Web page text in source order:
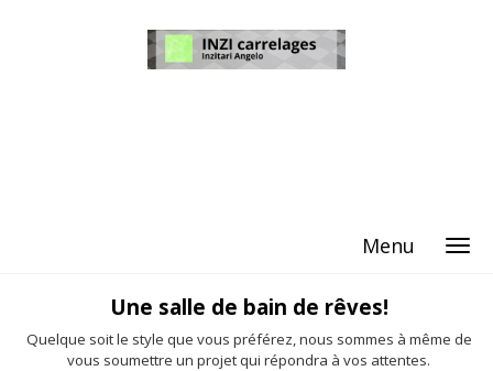
Menu
Une salle de bain de rêves!
Quelque soit le style que vous préférez, nous sommes à même de
vous soumettre un projet qui répondra à vos attentes.